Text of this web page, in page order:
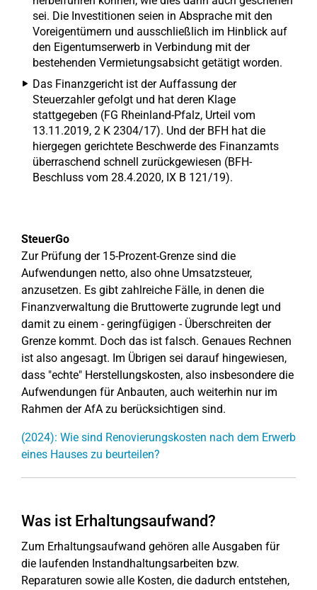
sei. Die Investitionen seien in Absprache mit den
Voreigentümern und ausschließlich im Hinblick auf
den Eigentumserwerb in Verbindung mit der
bestehenden Vermietungsabsicht getätigt worden.
Das Finanzgericht ist der Auffassung der
Steuerzahler gefolgt und hat deren Klage
stattgegeben (FG Rheinland-Pfalz, Urteil vom
13.11.2019, 2 K 2304/17). Und der BFH hat die
hiergegen gerichtete Beschwerde des Finanzamts
überraschend schnell zurückgewiesen (BFH-
Beschluss vom 28.4.2020, IX B 121/19).
SteuerGo
Zur Prüfung der 15-Prozent-Grenze sind die
Aufwendungen netto, also ohne Umsatzsteuer,
anzusetzen. Es gibt zahlreiche Fälle, in denen die
Finanzverwaltung die Bruttowerte zugrunde legt und
damit zu einem - geringfügigen - Überschreiten der
Grenze kommt. Doch das ist falsch. Genaues Rechnen
ist also angesagt. Im Übrigen sei darauf hingewiesen,
dass "echte" Herstellungskosten, also insbesondere die
Aufwendungen für Anbauten, auch weiterhin nur im
Rahmen der AfA zu berücksichtigen sind.
(2024): Wie sind Renovierungskosten nach dem Erwerb
eines Hauses zu beurteilen?
Was ist Erhaltungsaufwand?
Zum Erhaltungsaufwand gehören alle Ausgaben für
die laufenden Instandhaltungsarbeiten bzw.
Reparaturen sowie alle Kosten, die dadurch entstehen,